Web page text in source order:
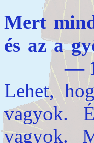
Mert
és az a
—
Lehet,
vagyok.
vagyok.